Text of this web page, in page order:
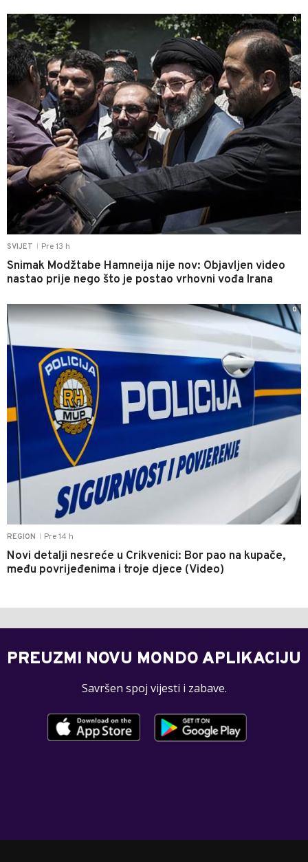
SVIJET Pre 13 h
Snimak Modžtabe Hamneija nije nov: Objavljen video
nastao prije nego što je postao vrhovni vođa Irana
0
REGION Pre 14 h
Novi detalji nesreće u Crikvenici: Bor pao na kupače,
među povrijeđenima i troje djece (Video)
0
PREUZMI NOVU MONDO APLIKACIJU
Savršen spoj vijesti i zabave.